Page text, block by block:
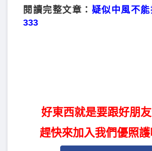
閱讀完整文章： 疑似中風不
333
好東西就是要跟好朋
趕快來加入我們優照